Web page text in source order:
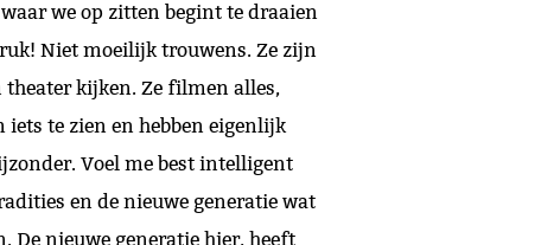
we op zitten begint te draaien
Niet moeilijk trouwens. Ze zijn
kijken. Ze filmen alles,
iets te zien en hebben eigenlijk
Voel me best intelligent
en de nieuwe generatie wat
De nieuwe generatie hier, heeft